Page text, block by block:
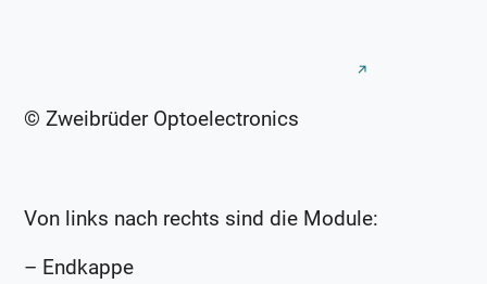
© Zweibrüder Optoelectronics
Von links nach rechts sind die Module:
– Endkappe